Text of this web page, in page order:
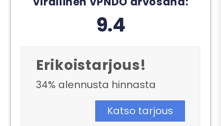
9.4
Erikoistarjous!
34% alennusta hinnasta
Katso tarjous